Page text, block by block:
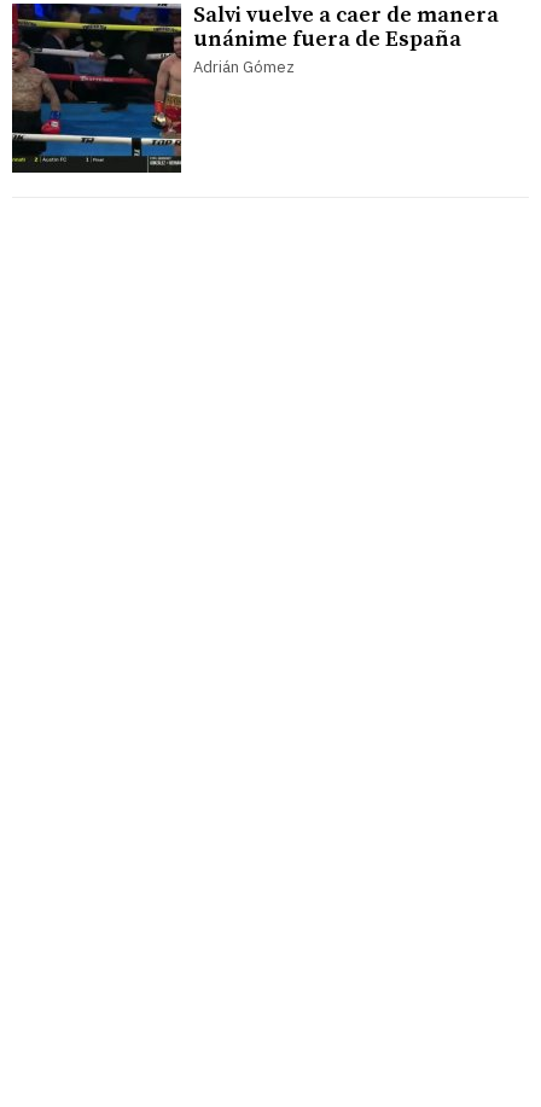
Salvi vuelve a caer de manera
unánime fuera de España
Adrián Gómez